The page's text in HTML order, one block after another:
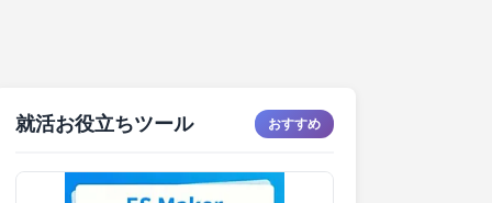
就活お役立ちツール おすすめ